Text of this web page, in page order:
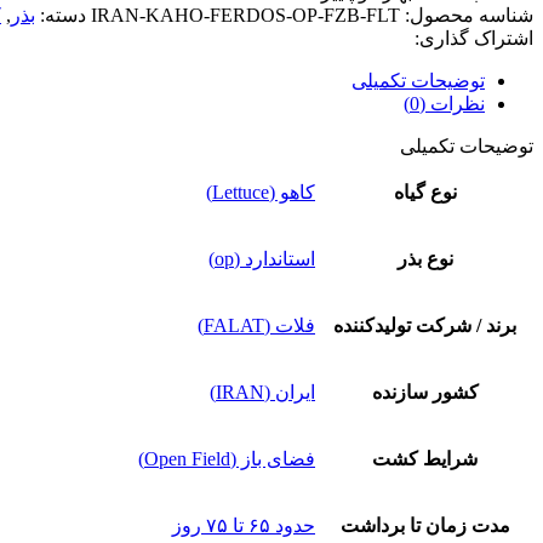
شناسه محصول: IRAN-KAHO-FERDOS-OP-FZB-FLT دسته: بذر ,
اشتراک گذاری:
توضیحات تکمیلی
نظرات (0)
توضیحات تکمیلی
نوع گیاه کاهو (Lettuce)
نوع بذر استاندارد (op)
برند / شرکت تولیدکننده فلات (FALAT)
کشور سازنده ایران (IRAN)
شرایط کشت فضای باز (Open Field)
مدت زمان تا برداشت حدود ۶۵ تا ۷۵ روز